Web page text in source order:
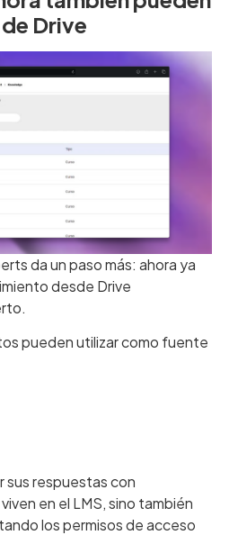
Drive
da un paso más: ahora ya
desde Drive
pueden utilizar como fuente
sus respuestas con
en el LMS, sino también
los permisos de acceso